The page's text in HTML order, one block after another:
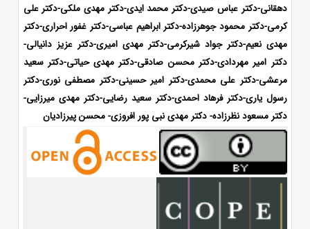
دهقانی-دکتر عباس صیدی-دکتر محمد ایدی-دکتر مهدی ملکی-دکتر علی
کرمی-دکتر محمود جوهرزاده-دکتر ابراهیم عباسی-دکتر غفور احراری-دکتر
مهدی نعیم-دکتر جواد شیرکرمی-دکتر مهدی امیری-دکتر عزیز دانیالی-
دکتر امیر مهردادی-دکتر محسن صادقی-دکتر مهدی حیاتی-دکتر سعید
مرعشی-دکتر علی محمدی-دکتر امیر حسینی-دکتر مصطفی نوری-دکتر
رسول یاری-دکتر فرهاد احمدی-دکتر سعید رضایی-دکتر مهدی میرزایی-
دکتر مسعود نظرزاده- دکتر مهدی نبی پور افروزی- محسن پیرزادیان